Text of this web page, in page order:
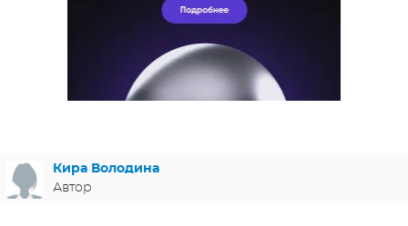
ГЕРМАНИЯ
СПОЙЛЕРЫ ИЗ СЕРИАЛОВ
Кира Володина
Автор